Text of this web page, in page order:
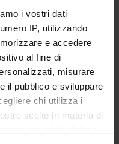
i vostri dati
IP, utilizzando
e accedere
al fine di
misurare
il pubblico e sviluppare
chi utilizza i
scelte in materia di
SUPERIORE